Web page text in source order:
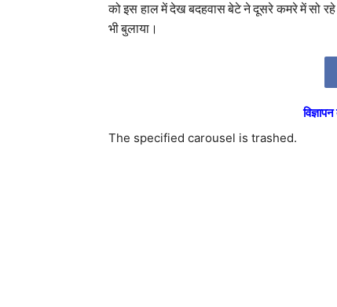
को इस हाल में देख बदहवास बेटे ने दूसरे कमरे में सो रहे
भी बुलाया।
The specified carousel is trashed.